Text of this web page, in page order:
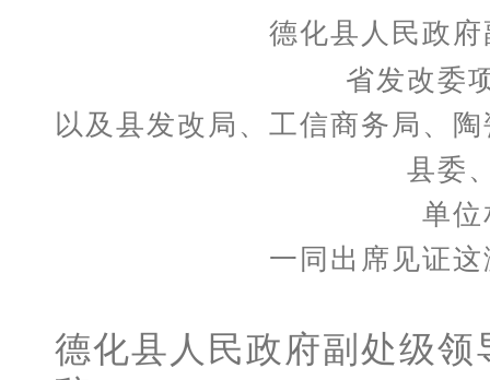
德化县人民政
省发改委
以及县发改局、工信商务局、
县委
单
一同出席见证
德化县人民政府副处级领